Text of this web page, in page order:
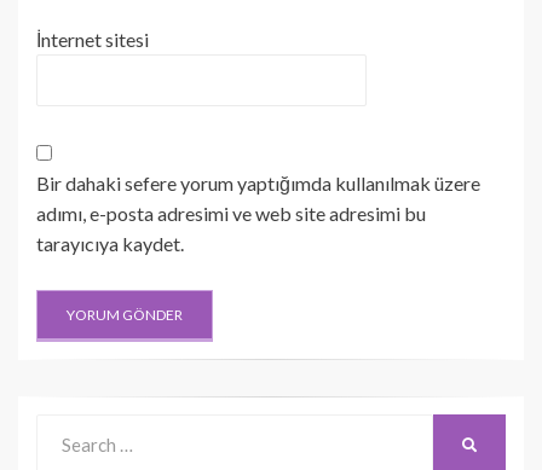
İnternet sitesi
Bir dahaki sefere yorum yaptığımda kullanılmak üzere
adımı, e-posta adresimi ve web site adresimi bu
tarayıcıya kaydet.
for: